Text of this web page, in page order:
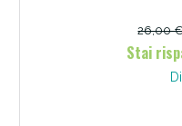
26,00
Stai